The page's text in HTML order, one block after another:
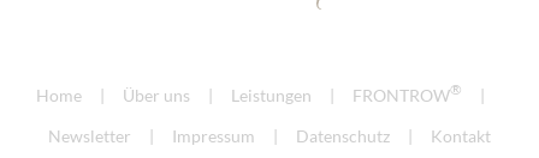
Home Über uns Leistungen FRONTROW®
Newsletter Impressum Datenschutz Kontakt